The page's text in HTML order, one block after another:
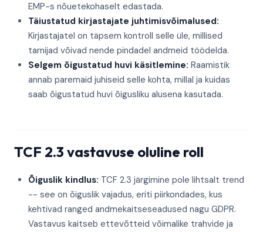
EMP-s nõuetekohaselt edastada.
Täiustatud kirjastajate juhtimisvõimalused:
Kirjastajatel on täpsem kontroll selle üle, millised
tarnijad võivad nende pindadel andmeid töödelda.
Selgem õigustatud huvi käsitlemine: Raamistik
annab paremaid juhiseid selle kohta, millal ja kuidas
saab õigustatud huvi õigusliku alusena kasutada.
TCF 2.3 vastavuse oluline roll
Õiguslik kindlus: TCF 2.3 järgimine pole lihtsalt trend
-- see on õiguslik vajadus, eriti piirkondades, kus
kehtivad ranged andmekaitseseadused nagu GDPR.
Vastavus kaitseb ettevõtteid võimalike trahvide ja